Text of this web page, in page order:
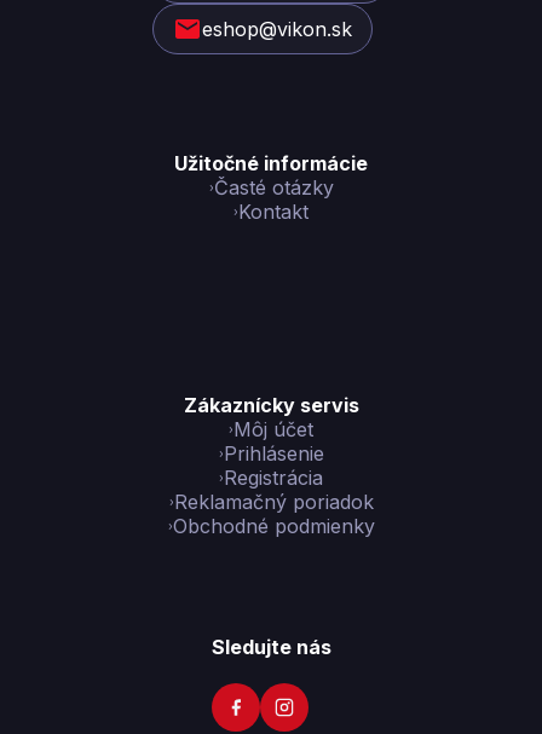
eshop@vikon.sk
Užitočné informácie
Časté otázky
Kontakt
Zákaznícky servis
Môj účet
Prihlásenie
Registrácia
Reklamačný poriadok
Obchodné podmienky
Sledujte nás